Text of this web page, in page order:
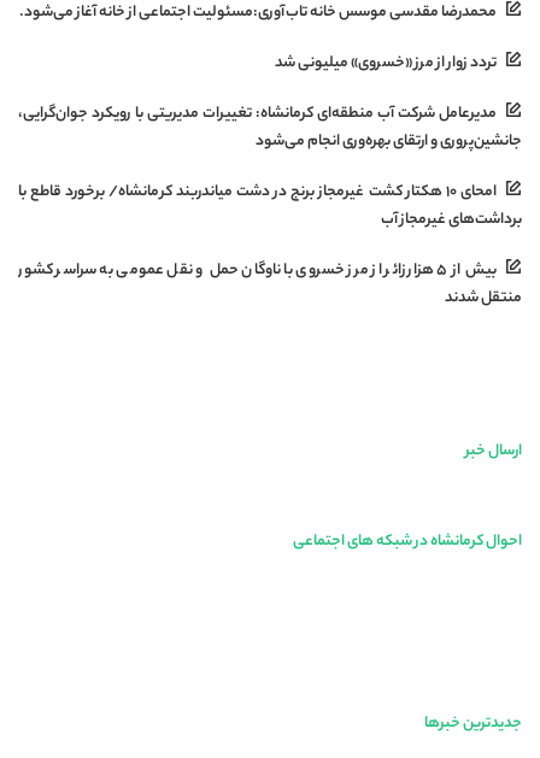
محمدرضا مقدسی موسس خانه تاب‌آوری:مسئولیت اجتماعی از خانه آغاز می‌شود.
تردد زوار از مرز «خسروی» میلیونی شد
مدیرعامل شرکت آب منطقه‌ای کرمانشاه: تغییرات مدیریتی با رویکرد جوان‌گرایی،
جانشین‌پروری و ارتقای بهره‌وری انجام می‌شود
امحای ۱۰ هکتار کشت غیرمجاز برنج در دشت میاندربند کرمانشاه/ برخورد قاطع با
برداشت‌های غیرمجاز آب
بیش از ۵ هزار زائر از مرز خسروی با ناوگان حمل‌ و نقل عمومی به سراسر کشور
منتقل شدند
ارسال خبر
احوال کرمانشاه در شبکه های اجتماعی
جدیدترین خبرها